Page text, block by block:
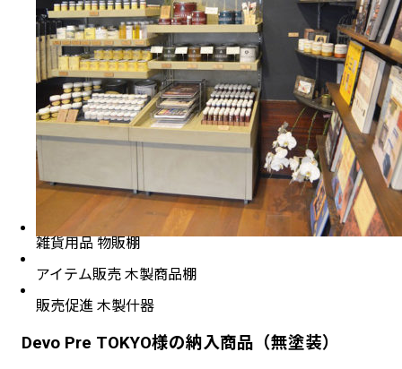
雑貨用品 物販棚
アイテム販売 木製商品棚
販売促進 木製什器
Devo Pre TOKYO様の納入商品（無塗装）